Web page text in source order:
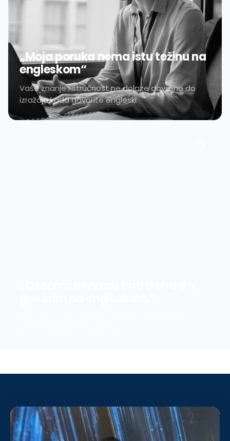
„Moja poruka nema istu težinu na
engleskom“
Vaše znanje i stručnost ne dolaze dovoljno do
izražaja kada govorite engleski